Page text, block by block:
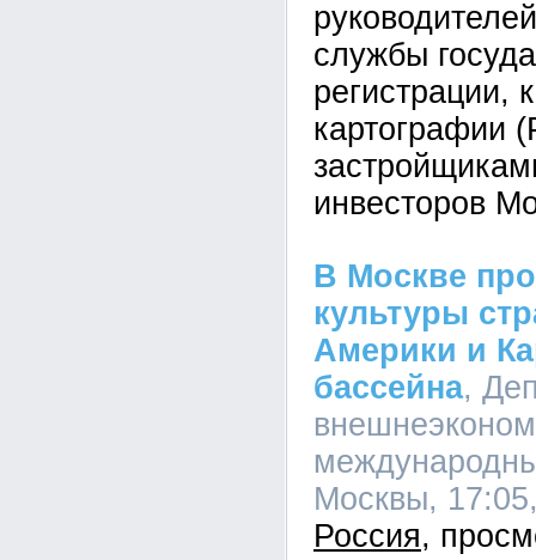
службы
регистрации,
картографии
инвесторов
В Москве
культуры
Америки и
бассейна,
Москвы,
Россия